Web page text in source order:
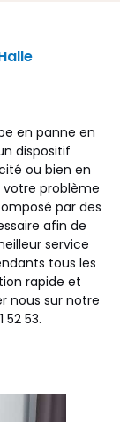
en panne en
dispositif
ou bien en
votre problème
par des
afin de
service
tous les
rapide et
nous sur notre
53.